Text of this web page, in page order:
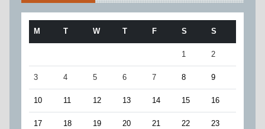
M T W T F S S
1 2
3 4 5 6 7 8 9
10 11 12 13 14 15 16
17 18 19 20 21 22 23